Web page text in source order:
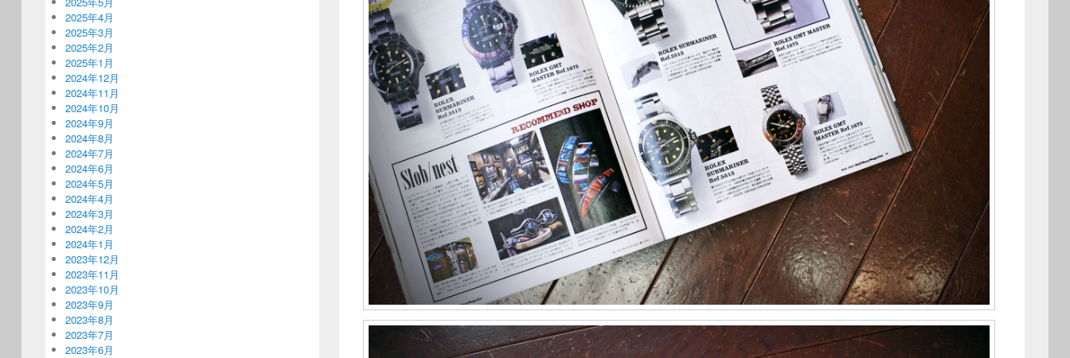
2025年4月
2025年3月
2025年2月
2025年1月
2024年12月
2024年11月
2024年10月
2024年9月
2024年8月
2024年7月
2024年6月
2024年5月
2024年4月
2024年3月
2024年2月
2024年1月
2023年12月
2023年11月
2023年10月
2023年9月
2023年8月
2023年7月
2023年6月